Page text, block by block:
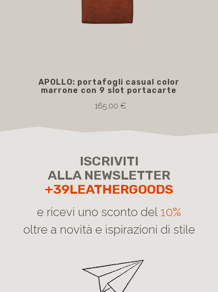
APOLLO: portafogli casual color
marrone con 9 slot portacarte
165,00 €
ISCRIVITI
ALLA NEWSLETTER
+39LEATHERGOODS
e ricevi uno sconto del 10%
oltre a novità e ispirazioni di stile